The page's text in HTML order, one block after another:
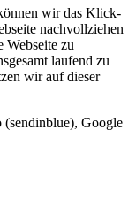
wir das Klick-
nachvollziehen
Webseite zu
laufend zu
wir auf dieser
Google